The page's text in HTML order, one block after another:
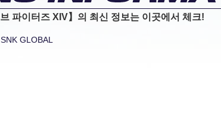
브 파이터즈 XIV】의 최신 정보는 이곳에서 체크!
GLOBAL